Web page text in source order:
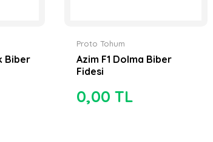
Biber
Proto Tohum
Azim F1 Dolma Biber
Fidesi
0,00 TL